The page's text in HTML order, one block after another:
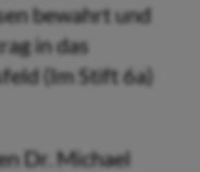
bewahrt und
in das
(Im Stift 6a)
Dr. Michael